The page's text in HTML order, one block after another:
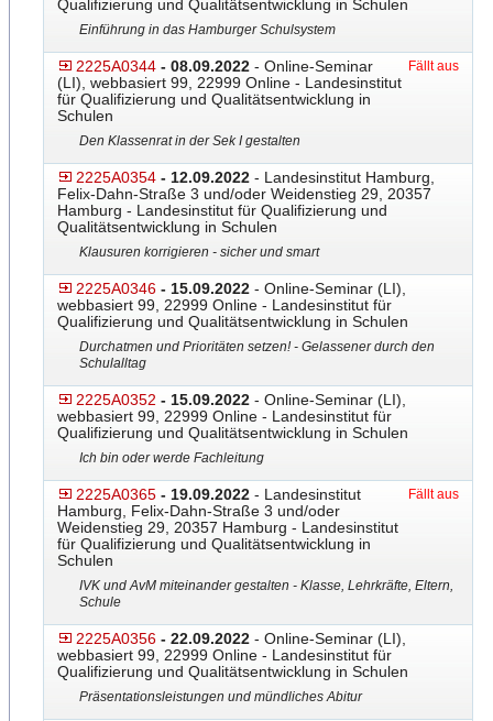
Qualifizierung und Qualitätsentwicklung in Schulen
Einführung in das Hamburger Schulsystem
2225A0344 - 08.09.2022 - Online-Seminar
(LI), webbasiert 99, 22999 Online - Landesinstitut
für Qualifizierung und Qualitätsentwicklung in
Schulen
Fällt aus
Den Klassenrat in der Sek I gestalten
2225A0354 - 12.09.2022 - Landesinstitut Hamburg,
Felix-Dahn-Straße 3 und/oder Weidenstieg 29, 20357
Hamburg - Landesinstitut für Qualifizierung und
Qualitätsentwicklung in Schulen
Klausuren korrigieren - sicher und smart
2225A0346 - 15.09.2022 - Online-Seminar (LI),
webbasiert 99, 22999 Online - Landesinstitut für
Qualifizierung und Qualitätsentwicklung in Schulen
Durchatmen und Prioritäten setzen! - Gelassener durch den
Schulalltag
2225A0352 - 15.09.2022 - Online-Seminar (LI),
webbasiert 99, 22999 Online - Landesinstitut für
Qualifizierung und Qualitätsentwicklung in Schulen
Ich bin oder werde Fachleitung
2225A0365 - 19.09.2022 - Landesinstitut
Hamburg, Felix-Dahn-Straße 3 und/oder
Weidenstieg 29, 20357 Hamburg - Landesinstitut
für Qualifizierung und Qualitätsentwicklung in
Schulen
Fällt aus
IVK und AvM miteinander gestalten - Klasse, Lehrkräfte, Eltern,
Schule
2225A0356 - 22.09.2022 - Online-Seminar (LI),
webbasiert 99, 22999 Online - Landesinstitut für
Qualifizierung und Qualitätsentwicklung in Schulen
Präsentationsleistungen und mündliches Abitur